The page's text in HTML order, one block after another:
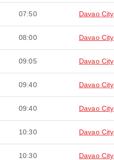
07:50 Davao City
08:00 Davao City
09:05 Davao City
09:40 Davao City
09:40 Davao City
10:30 Davao City
10:30 Davao City